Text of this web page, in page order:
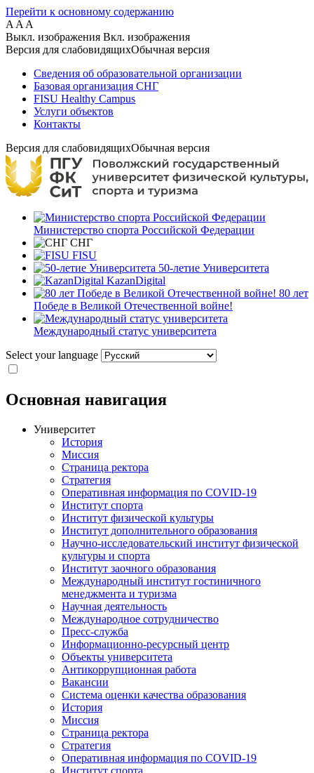
Перейти к основному содержанию
A A A
Выкл. изображения Вкл. изображения
Версия для слабовидящихОбычная версия
Сведения об образовательной организации
Базовая организация СНГ
FISU Healthy Campus
Услуги объектов
Контакты
Версия для слабовидящихОбычная версия
Министерство спорта Российской Федерации
СНГ
FISU
50-летие Университета
KazanDigital
80 лет
Победе в Великой Отечественной войне!
Международный статус университета
Select your language
Основная навигация
Университет
История
Миссия
Страница ректора
Стратегия
Оперативная информация по COVID-19
Институт спорта
Институт физической культуры
Институт дополнительного образования
Научно-исследовательский институт физической
культуры и спорта
Институт заочного образования
Международный институт гостиничного
менеджмента и туризма
Научная деятельность
Международное сотрудничество
Пресс-служба
Информационно-ресурсный центр
Объекты университета
Антикоррупционная работа
Вакансии
Система оценки качества образования
История
Миссия
Страница ректора
Стратегия
Оперативная информация по COVID-19